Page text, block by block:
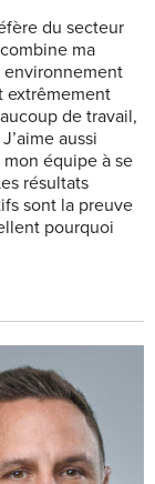
du secteur
ma
environnement
extrêmement
de travail,
aussi
équipe à se
résultats
sont la preuve
pourquoi